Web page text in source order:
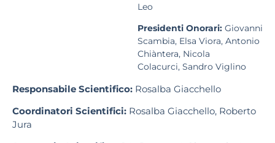
Leo
Presidenti Onorari: Giovanni
Scambia, Elsa Viora, Antonio
Chiàntera, Nicola
Colacurci, Sandro Viglino
Responsabile Scientifico: Rosalba Giacchello
Coordinatori Scientifici: Rosalba Giacchello, Roberto
Jura